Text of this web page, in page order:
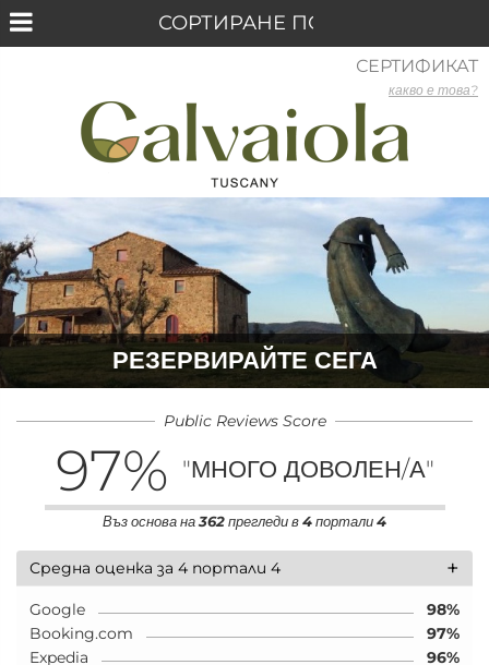
РЕЗЕРВИРАЙТЕ СЕГА
Public Reviews Score
97% "МНОГО ДОВОЛЕН/А"
Въз основа на362прегледи в4портали4
+
Средна оценка за 4 портали 4
Google
98%
Booking.com
97%
Expedia
96%
СЕРТИФИКАТ
какво е това?